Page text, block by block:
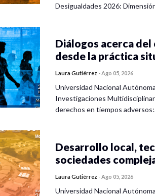
Desigualdades 2026:
Diálogos acerca
desde la práctica
Laura Gutiérrez -Ago 05, 2026
Universidad Nacional
Investigaciones
derechos en tiempos
Desarrollo local,
sociedades
Laura Gutiérrez -Ago 05, 2026
Universidad Nacional